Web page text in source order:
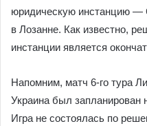
юридическую инстанцию —
в Лозанне. Как известно,
инстанции является
Напомним, матч 6-го тура
Украина был запланирован
Игра не состоялась по